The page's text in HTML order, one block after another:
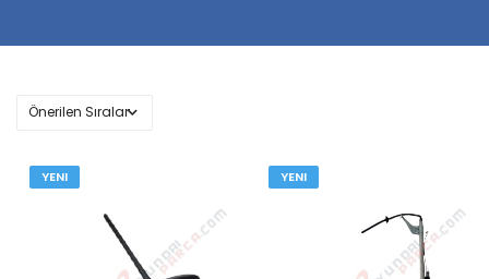
YENI YENI